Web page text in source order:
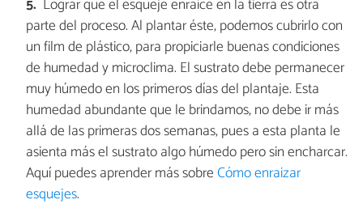
Lograr que el esqueje enraíce en la tierra es otra
parte del proceso. Al plantar éste, podemos cubrirlo con
un film de plástico, para propiciarle buenas condiciones
de humedad y microclima. El sustrato debe permanecer
muy húmedo en los primeros días del plantaje. Esta
humedad abundante que le brindamos, no debe ir más
allá de las primeras dos semanas, pues a esta planta le
asienta más el sustrato algo húmedo pero sin encharcar.
Aquí puedes aprender más sobreCómo enraizar
esquejes.